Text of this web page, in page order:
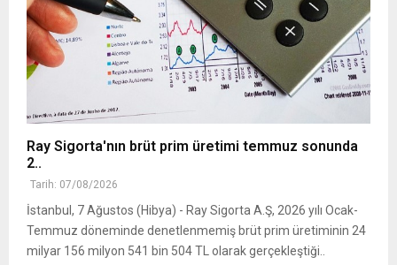
Ray Sigorta'nın brüt prim üretimi temmuz sonunda
2..
Tarih: 07/08/2026
İstanbul, 7 Ağustos (Hibya) - Ray Sigorta A.Ş, 2026 yılı Ocak-
Temmuz döneminde denetlenmemiş brüt prim üretiminin 24
milyar 156 milyon 541 bin 504 TL olarak gerçekleştiği..